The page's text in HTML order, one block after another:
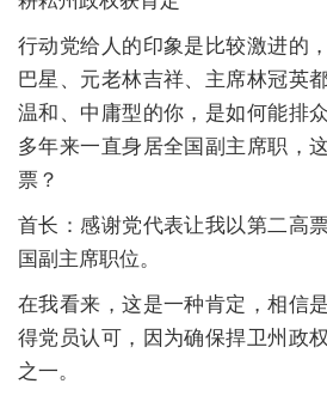
行动党给人的印象是比较激进的
巴星、元老林吉祥、主席林冠英
温和、中庸型的你，是如何能排
多年来一直身居全国副主席职，
票？
首长：感谢党代表让我以第二高
国副主席职位。
在我看来，这是一种肯定，相信
得党员认可，因为确保捍卫州政
之一。